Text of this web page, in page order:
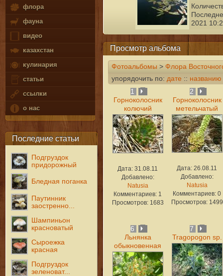
флора
фауна
видео
казахстан
кулинария
статьи
ссылки
о нас
Последние статьи
Подгруздок
придорожный
Бледная поганка
Паутинник
заостренно...
Шампиньон
красноватый
Сыроежка
красная
Подгруздок
зеленоват...
2021
Просмотр альбома
Фотоальбомы > Флора
упорядочить по: дате :: названию
1
Горноколосник
колючий
Дата: 31.08.11
Добавлено:
Natusia
Комментариев: 1
Просмотров: 1683
2
Горноколосник
метельчатый
Дата: 26.08.11
Добавлено:
Natusia
Комментариев: 0
Просмотров: 1499
6
Льнянка
обыкновенная
7
Tragopogon sp.